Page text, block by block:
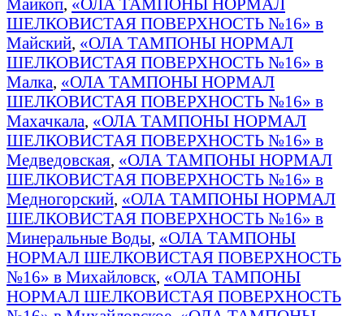
ШЕЛКОВИСТАЯ ПОВЕРХНОСТЬ №16» в
Майский, «ОЛА ТАМПОНЫ НОРМАЛ
ШЕЛКОВИСТАЯ ПОВЕРХНОСТЬ №16» в
Малка, «ОЛА ТАМПОНЫ НОРМАЛ
ШЕЛКОВИСТАЯ ПОВЕРХНОСТЬ №16» в
Махачкала, «ОЛА ТАМПОНЫ НОРМАЛ
ШЕЛКОВИСТАЯ ПОВЕРХНОСТЬ №16» в
Медведовская, «ОЛА ТАМПОНЫ НОРМАЛ
ШЕЛКОВИСТАЯ ПОВЕРХНОСТЬ №16» в
Медногорский, «ОЛА ТАМПОНЫ НОРМАЛ
ШЕЛКОВИСТАЯ ПОВЕРХНОСТЬ №16» в
Минеральные Воды, «ОЛА ТАМПОНЫ
НОРМАЛ ШЕЛКОВИСТАЯ ПОВЕРХНОСТЬ
№16» в Михайловск, «ОЛА ТАМПОНЫ
НОРМАЛ ШЕЛКОВИСТАЯ ПОВЕРХНОСТЬ